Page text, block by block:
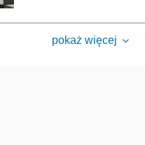
pokaż więcej